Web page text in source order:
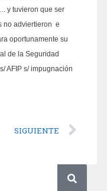
y tuvieron que ser
no adviertieron e
oportunamente su
de la Seguridad
AFIP s/ impugnación
SIGUIENTE